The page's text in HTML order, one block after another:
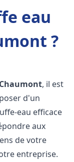
eau
?
Chaumont, il est
d'un
eau efficace
aux
de votre
entreprise.